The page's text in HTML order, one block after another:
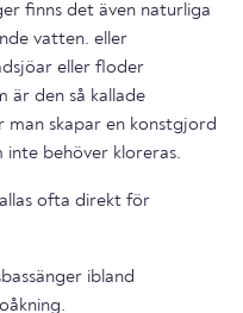
finns det även naturliga
vatten. eller
eller floder
är den så kallade
man skapar en konstgjord
inte behöver kloreras.
ofta direkt för
ibland